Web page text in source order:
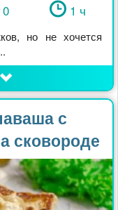
0 1 ч
но не хочется
с
сковороде